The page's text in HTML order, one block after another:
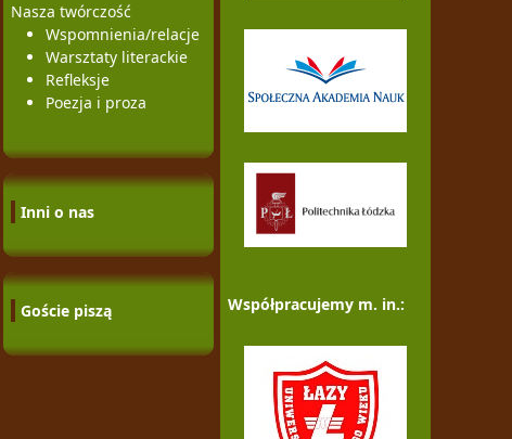
Nasza twórczość
Wspomnienia/relacje
Warsztaty literackie
Refleksje
Poezja i proza
Inni o nas
Goście piszą Współpracujemy m. in.: